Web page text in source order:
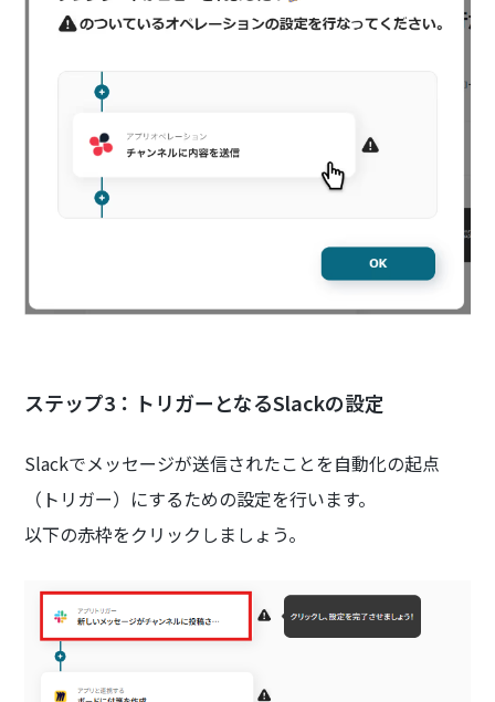
ステップ3：トリガーとなるSlackの設定
Slackでメッセージが送信されたことを自動化の起点
（トリガー）にするための設定を行います。
以下の赤枠をクリックしましょう。